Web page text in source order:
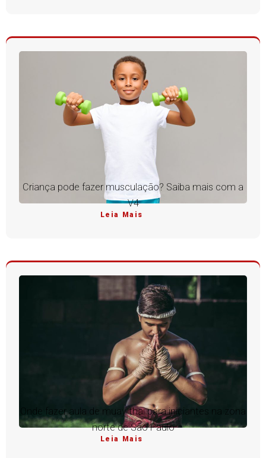
Criança pode fazer musculação? Saiba mais com a
V4
Leia Mais
Onde fazer aula de muay thai para iniciantes na zona
norte de São Paulo
Leia Mais